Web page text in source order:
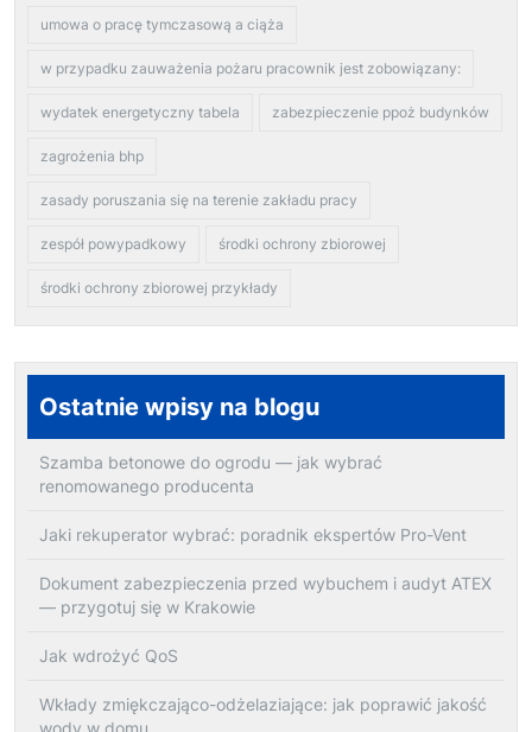
umowa o pracę tymczasową a ciąża
w przypadku zauważenia pożaru pracownik jest zobowiązany:
wydatek energetyczny tabela zabezpieczenie ppoż budynków
zagrożenia bhp
zasady poruszania się na terenie zakładu pracy
zespół powypadkowy środki ochrony zbiorowej
środki ochrony zbiorowej przykłady
Ostatnie wpisy na blogu
Szamba betonowe do ogrodu — jak wybrać
renomowanego producenta
Jaki rekuperator wybrać: poradnik ekspertów Pro-Vent
Dokument zabezpieczenia przed wybuchem i audyt ATEX
— przygotuj się w Krakowie
Jak wdrożyć QoS
Wkłady zmiękczająco-odżelaziające: jak poprawić jakość
wody w domu